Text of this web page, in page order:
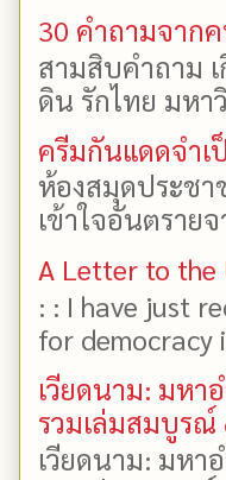
30 คำถามจากค
สามสิบคำถาม
ดิน รักไทย มห
ครีมกันแดดจำเ
ห้องสมุดประชา
เข้าใจอันตราย
A Letter to the
: : I have just
for democracy
เวียดนาม: มหา
รวมเล่มสมบูรณ์
เวียดนาม: มหา